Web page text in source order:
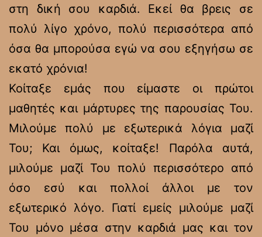
στη δική σου καρδιά. Εκεί θα βρεις σε
πολύ λίγο χρόνο, πολύ περισσότερα από
όσα θα μπορούσα εγώ να σου εξηγήσω σε
εκατό χρόνια!
Κοίταξε εμάς που είμαστε οι πρώτοι
μαθητές και μάρτυρες της παρουσίας Του.
Μιλούμε πολύ με εξωτερικά λόγια μαζί
Του; Και όμως, κοίταξε! Παρόλα αυτά,
μιλούμε μαζί Του πολύ περισσότερο από
όσο εσύ και πολλοί άλλοι με τον
εξωτερικό λόγο. Γιατί εμείς μιλούμε μαζί
Του μόνο μέσα στην καρδιά μας και τον